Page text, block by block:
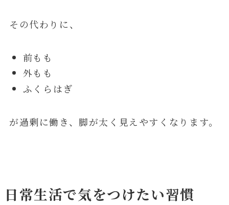
その代わりに、
前もも
外もも
ふくらはぎ
が過剰に働き、脚が太く見えやすくなります。
日常生活で気をつけたい習慣